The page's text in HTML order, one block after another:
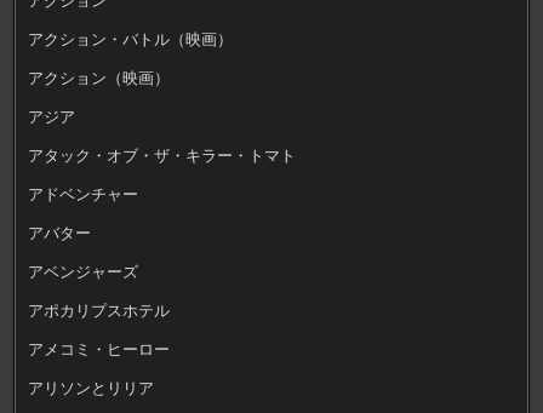
アクション・バトル（映画）
アクション（映画）
アジア
アタック・オブ・ザ・キラー・トマト
アドベンチャー
アバター
アベンジャーズ
アポカリプスホテル
アメコミ・ヒーロー
アリソンとリリア